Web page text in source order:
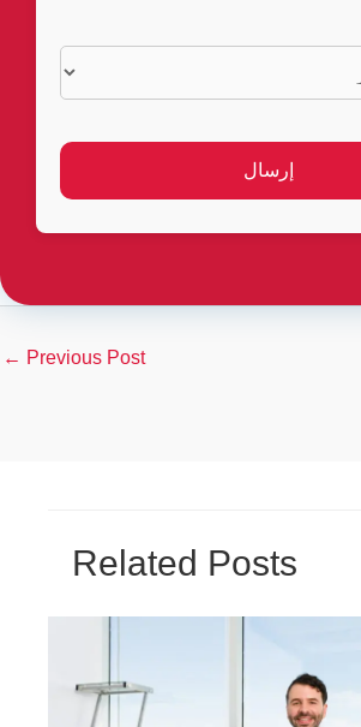
← Previous Post
Related Posts